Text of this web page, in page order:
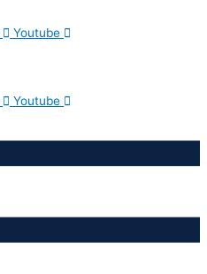
Youtube
Youtube